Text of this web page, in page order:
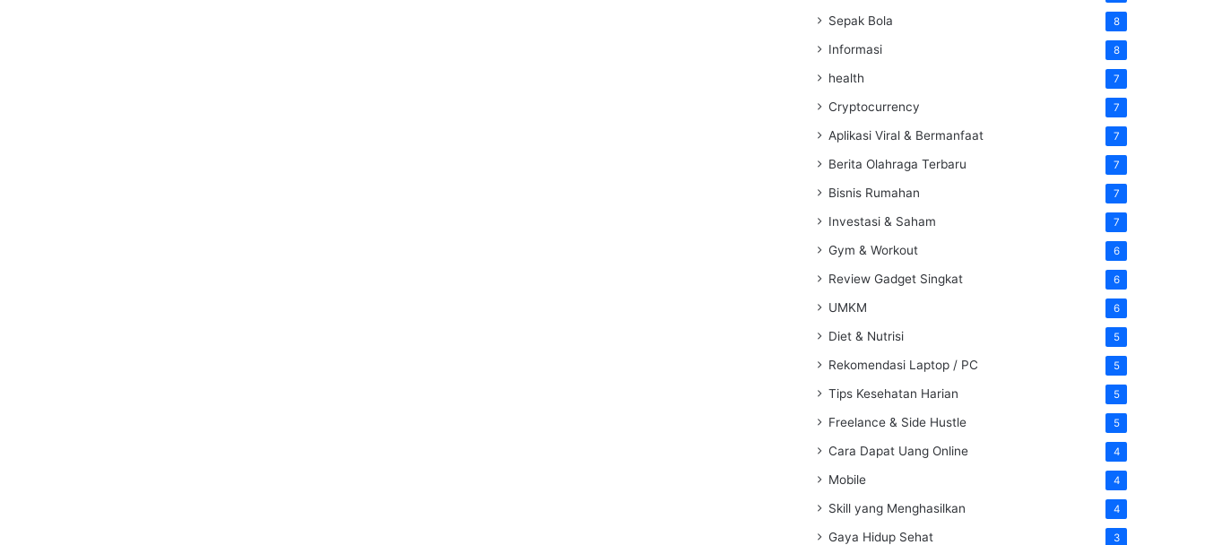
Sepak Bola 8
Informasi 8
health 7
Cryptocurrency 7
Aplikasi Viral & Bermanfaat 7
Berita Olahraga Terbaru 7
Bisnis Rumahan 7
Investasi & Saham 7
Gym & Workout 6
Review Gadget Singkat 6
UMKM 6
Diet & Nutrisi 5
Rekomendasi Laptop / PC 5
Tips Kesehatan Harian 5
Freelance & Side Hustle 5
Cara Dapat Uang Online 4
Mobile 4
Skill yang Menghasilkan 4
Gaya Hidup Sehat 3